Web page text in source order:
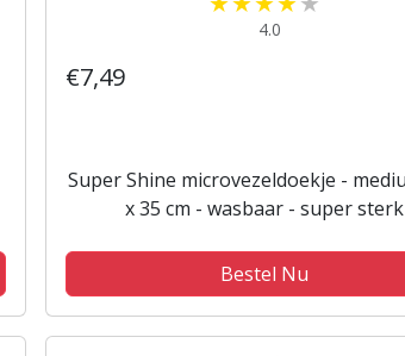
4.0
€7,49
Super Shine microvezeldoekje -
x 35 cm - wasbaar - super sterk
Bestel Nu